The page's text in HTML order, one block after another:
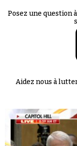
Posez une question
Aidez nous à